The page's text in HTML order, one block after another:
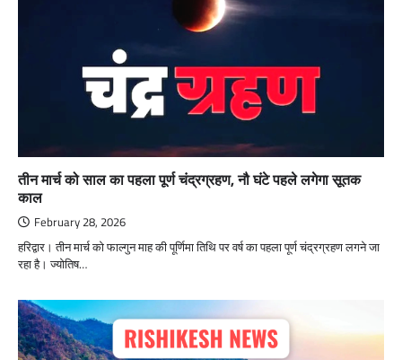
तीन मार्च को साल का पहला पूर्ण चंद्रग्रहण, नौ घंटे पहले लगेगा सूतक
काल
February 28, 2026
हरिद्वार। तीन मार्च को फाल्गुन माह की पूर्णिमा तिथि पर वर्ष का पहला पूर्ण चंद्रग्रहण लगने जा
रहा है। ज्योतिष…